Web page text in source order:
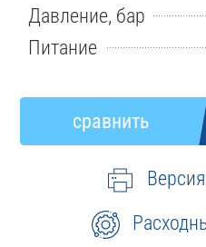
Давление, бар
Питание